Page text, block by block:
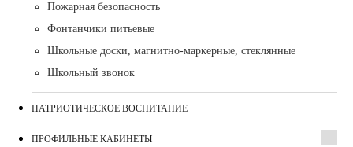
Пожарная безопасность
Фонтанчики питьевые
Школьные доски, магнитно-маркерные, стеклянные
Школьный звонок
ПАТРИОТИЧЕСКОЕ ВОСПИТАНИЕ
ПРОФИЛЬНЫЕ КАБИНЕТЫ